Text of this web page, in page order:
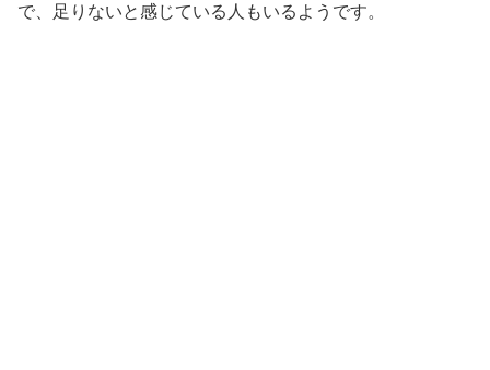
で、足りないと感じている人もいるようです。